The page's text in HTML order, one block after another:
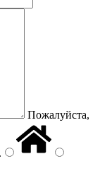
Пожалуйста,